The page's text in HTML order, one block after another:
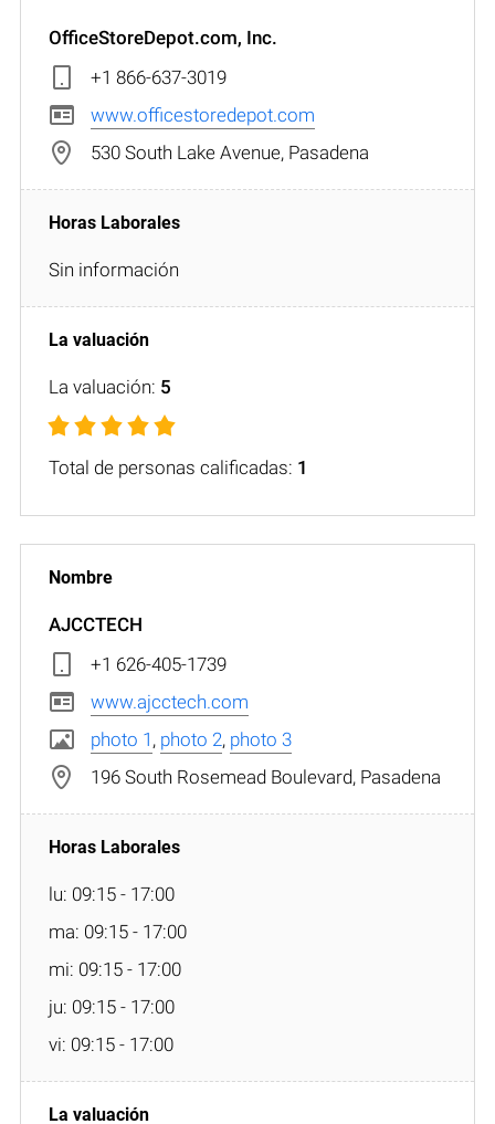
OfficeStoreDepot.com, Inc.
+1 866-637-3019
www.officestoredepot.com
530 South Lake Avenue, Pasadena
Sin información
La valuación: 5
Total de personas calificadas: 1
AJCCTECH
+1 626-405-1739
www.ajcctech.com
photo 1 , photo 2, photo 3
196 South Rosemead Boulevard, Pasadena
lu: 09:15 - 17:00
ma: 09:15 - 17:00
mi: 09:15 - 17:00
ju: 09:15 - 17:00
vi: 09:15 - 17:00